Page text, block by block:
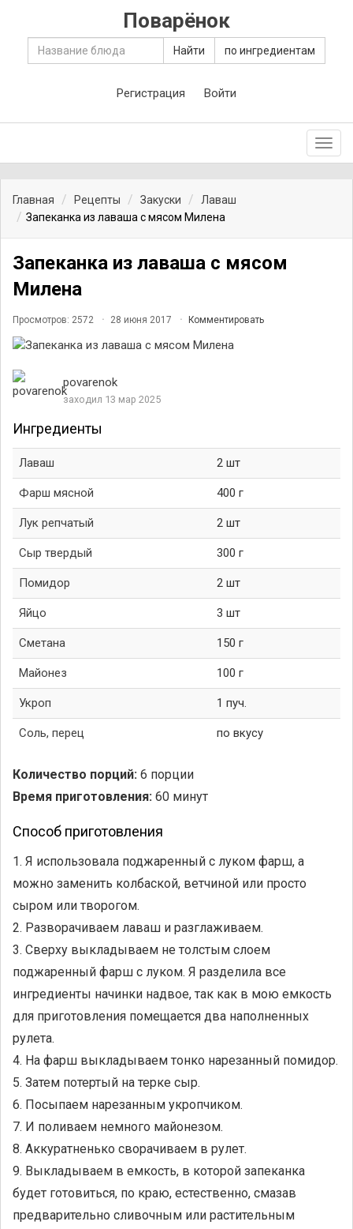
Поварёнок
Найти по ингредиентам
Регистрация Войти
Главная Рецепты Закуски
Лаваш
Запеканка из лаваша с мясом Милена
Запеканка из лаваша с мясом
Милена
Просмотров: 2572 28 июня 2017 Комментировать
povarenok
заходил 13 мар 2025
Ингредиенты
Лаваш 2 шт
Фарш мясной 400 г
Лук репчатый 2 шт
Сыр твердый 300 г
Помидор 2 шт
Яйцо 3 шт
Сметана 150 г
Майонез 100 г
Укроп 1 пуч.
Соль, перец по вкусу
Количество порций: 6 порции
Время приготовления: 60 минут
Способ приготовления
1. Я использовала поджаренный с луком фарш, а
можно заменить колбаской, ветчиной или просто
сыром или творогом.
2. Разворачиваем лаваш и разглаживаем.
3. Сверху выкладываем не толстым слоем
поджаренный фарш с луком. Я разделила все
ингредиенты начинки надвое, так как в мою емкость
для приготовления помещается два наполненных
рулета.
4. На фарш выкладываем тонко нарезанный помидор.
5. Затем потертый на терке сыр.
6. Посыпаем нарезанным укропчиком.
7. И поливаем немного майонезом.
8. Аккуратненько сворачиваем в рулет.
9. Выкладываем в емкость, в которой запеканка
будет готовиться, по краю, естественно, смазав
предварительно сливочным или растительным